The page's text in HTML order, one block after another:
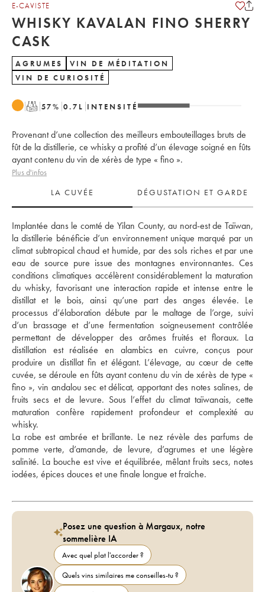
E-CAVISTE
WHISKY KAVALAN FINO SHERRY
CASK
AGRUMES
VIN DE MÉDITATION
VIN DE CURIOSITÉ
T 57% 0.7 L INTENSITÉ
Provenant d’une collection des meilleurs embouteillages bruts de
fût de la distillerie, ce whisky a profité d’un élevage soigné en fûts
ayant contenu du vin de xérès de type « fino ».
Plus d'infos
LA CUVÉE
DÉGUSTATION ET GARDE
Implantée dans le comté de Yilan County, au nord-est de Taïwan,
la distillerie bénéficie d’un environnement unique marqué par un
climat subtropical chaud et humide, par des sols riches et par une
eau de source pure issue des montagnes environnantes. Ces
conditions climatiques accélèrent considérablement la maturation
du whisky, favorisant une interaction rapide et intense entre le
distillat et le bois, ainsi qu’une part des anges élevée. Le
processus d’élaboration débute par le maltage de l’orge, suivi
d’un brassage et d’une fermentation soigneusement contrôlée
permettant de développer des arômes fruités et floraux. La
distillation est réalisée en alambics en cuivre, conçus pour
produire un distillat fin et élégant. L’élevage, au cœur de cette
cuvée, se déroule en fûts ayant contenu du vin de xérès de type «
fino », vin andalou sec et délicat, apportant des notes salines, de
fruits secs et de levure. Sous l’effet du climat taïwanais, cette
maturation confère rapidement profondeur et complexité au
whisky.
La robe est ambrée et brillante. Le nez révèle des parfums de
pomme verte, d’amande, de levure, d’agrumes et une légère
salinité. La bouche est vive et équilibrée, mêlant fruits secs, notes
iodées, épices douces et une finale longue et fraîche.
Posez une question à Margaux, notre
sommelière IA
Avec quel plat l'accorder ?
Quels vins similaires me conseilles-tu ?